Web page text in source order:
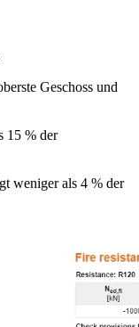
Geschoss und
15 % der
weniger als 4 % der